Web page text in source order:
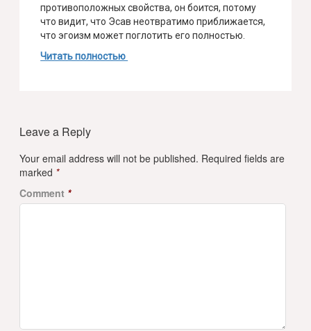
противоположных свойства, он боится, потому
что видит, что Эсав неотвратимо приближается,
что эгоизм может поглотить его полностью.
Читать полностью
Leave a Reply
Your email address will not be published. Required fields are
marked *
Comment *